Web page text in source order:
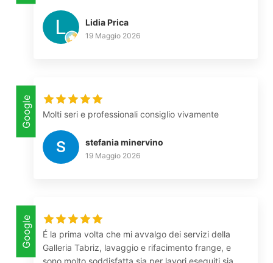
Lidia Prica
19 Maggio 2026
Google Molti seri e professionali consiglio vivamente
stefania minervino
19 Maggio 2026
Google
É la prima volta che mi avvalgo dei servizi della
Galleria Tabriz, lavaggio e rifacimento frange, e
sono molto soddisfatta sia per lavori eseguiti sia